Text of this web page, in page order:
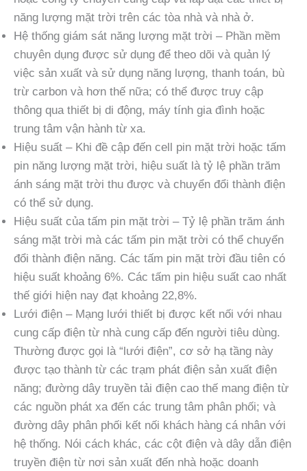
năng lượng mặt trời trên các tòa nhà và nhà ở.
Hệ thống giám sát năng lượng mặt trời – Phần mềm
chuyên dụng được sử dụng để theo dõi và quản lý
việc sản xuất và sử dụng năng lượng, thanh toán, bù
trừ carbon và hơn thế nữa; có thể được truy cập
thông qua thiết bị di động, máy tính gia đình hoặc
trung tâm vận hành từ xa.
Hiệu suất – Khi đề cập đến cell pin mặt trời hoặc tấm
pin năng lượng mặt trời, hiệu suất là tỷ lệ phần trăm
ánh sáng mặt trời thu được và chuyển đổi thành điện
có thể sử dụng.
Hiệu suất của tấm pin mặt trời – Tỷ lệ phần trăm ánh
sáng mặt trời mà các tấm pin mặt trời có thể chuyển
đổi thành điện năng. Các tấm pin mặt trời đầu tiên có
hiệu suất khoảng 6%. Các tấm pin hiệu suất cao nhất
thế giới hiện nay đạt khoảng 22,8%.
Lưới điện – Mạng lưới thiết bị được kết nối với nhau
cung cấp điện từ nhà cung cấp đến người tiêu dùng.
Thường được gọi là “lưới điện”, cơ sở hạ tầng này
được tạo thành từ các trạm phát điện sản xuất điện
năng; đường dây truyền tải điện cao thế mang điện từ
các nguồn phát xa đến các trung tâm phân phối; và
đường dây phân phối kết nối khách hàng cá nhân với
hệ thống. Nói cách khác, các cột điện và dây dẫn điện
truyền điện từ nơi sản xuất đến nhà hoặc doanh